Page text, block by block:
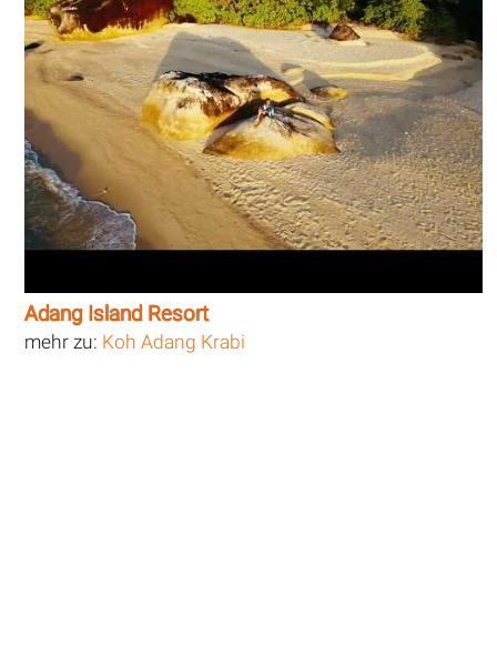
Adang Island Resort
mehr zu: Koh Adang Krabi